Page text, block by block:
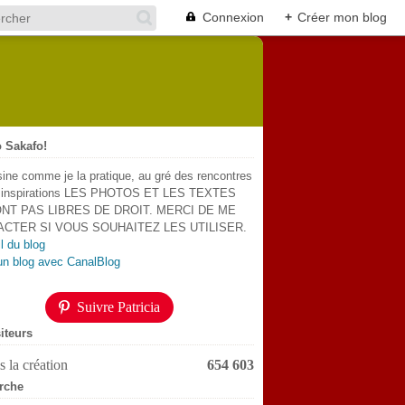
Connexion + Créer mon blog
Sakafo!
comme je la pratique, au gré des rencontres
LES PHOTOS ET LES TEXTES
PAS LIBRES DE DROIT. MERCI DE ME
SI VOUS SOUHAITEZ LES UTILISER.
du blog
blog avec CanalBlog
Suivre Patricia
la création 654 603